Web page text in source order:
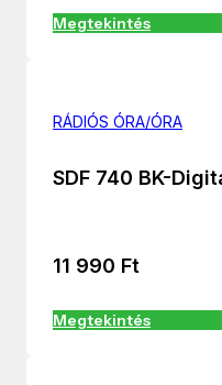
Megtekintés
RÁDIÓS ÓRA/ÓRA
SDF 740 BK-
11 990 Ft
Megtekintés